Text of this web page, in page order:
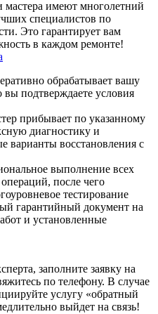
имеют многолетний
специалистов по
Это гарантирует вам
в каждом ремонте!
обрабатывает вашу
вы подтверждаете условия
прибывает по указанному
диагностику и
варианты восстановления с
выполнение всех
после чего
тестирование
гарантийный документ на
и установленные
заполните заявку на
по телефону. В случае
услугу «обратный
выйдет на связь!